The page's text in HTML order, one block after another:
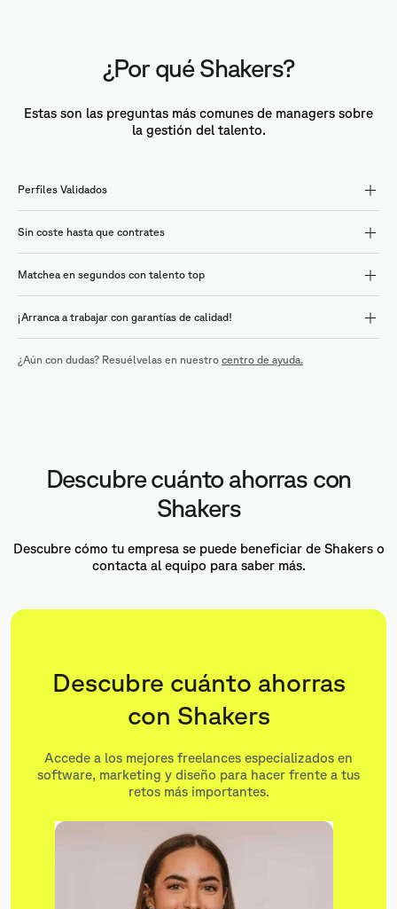
¿Por qué Shakers?
Estas son las preguntas más comunes de managers sobre
la gestión del talento.
Perfiles Validados
Sin coste hasta que contrates
Matchea en segundos con talento top
¡Arranca a trabajar con garantías de calidad!
¿Aún con dudas? Resuélvelas en nuestro centro de ayuda.
Descubre cuánto ahorras con
Shakers
Descubre cómo tu empresa se puede beneficiar de Shakers o
contacta al equipo para saber más.
Descubre cuánto ahorras
con Shakers
Accede a los mejores freelances especializados en
software, marketing y diseño para hacer frente a tus
retos más importantes.